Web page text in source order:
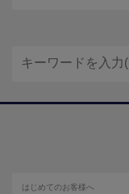
はじめてのお客様へ